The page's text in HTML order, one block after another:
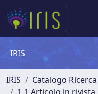
IRIS
IRIS Catalogo Ricerca